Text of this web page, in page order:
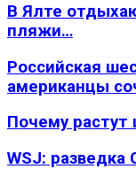
В Ялте
пляжи…
Российская
американцы
Почему растут
WSJ: